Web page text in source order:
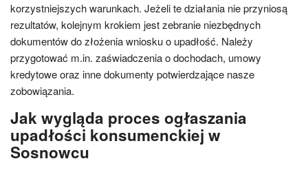
korzystniejszych warunkach. Jeżeli te działania nie przyniosą
rezultatów, kolejnym krokiem jest zebranie niezbędnych
dokumentów do złożenia wniosku o upadłość. Należy
przygotować m.in. zaświadczenia o dochodach, umowy
kredytowe oraz inne dokumenty potwierdzające nasze
zobowiązania.
Jak wygląda proces ogłaszania
upadłości konsumenckiej w
Sosnowcu